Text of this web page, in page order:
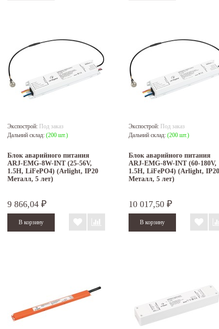
Экспострой: Под заказ
Дальний склад: (200 шт.)
Блок аварийного питания
ARJ-EMG-8W-INT (25-56V,
1.5H, LiFePO4) (Arlight, IP20
Металл, 5 лет)
9 866,04 ₽
Экспострой: Под заказ
Дальний склад: (200 шт.)
Блок аварийного питания
ARJ-EMG-8W-INT (60-180V,
1.5H, LiFePO4) (Arlight, IP20
Металл, 5 лет)
10 017,50 ₽